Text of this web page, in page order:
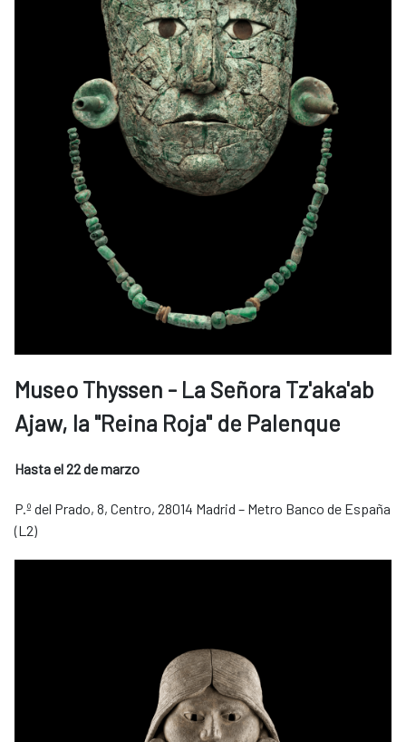
Museo Thyssen - La Señora Tz'aka'ab
Ajaw, la "Reina Roja" de Palenque
Hasta el 22 de marzo
P.º del Prado, 8, Centro, 28014 Madrid – Metro Banco de España
(L2)